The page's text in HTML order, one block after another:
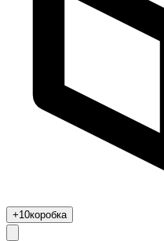
+10коробка